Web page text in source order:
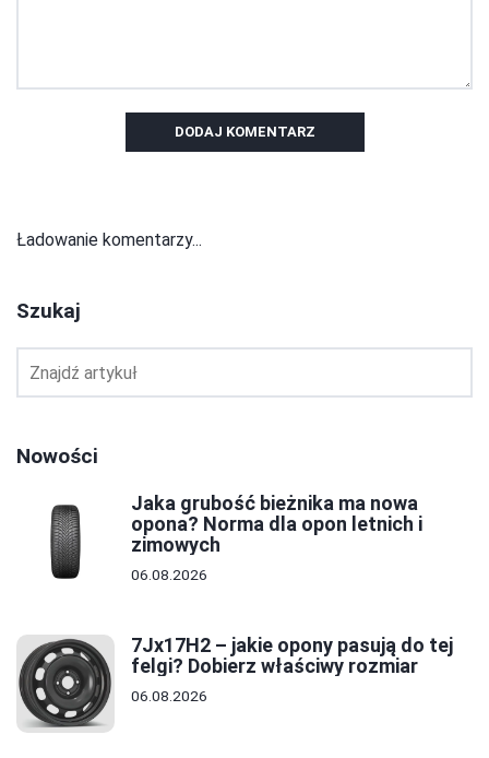
DODAJ KOMENTARZ
Ładowanie komentarzy...
Szukaj
Nowości
Jaka grubość bieżnika ma nowa
opona? Norma dla opon letnich i
zimowych
06.08.2026
7Jx17H2 – jakie opony pasują do tej
felgi? Dobierz właściwy rozmiar
06.08.2026